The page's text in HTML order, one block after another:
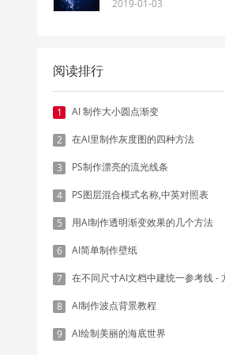
2019-01-03
阅读排行
1 AI 制作大小圆点渐变
2 在AI里制作灰度图的四种方法
3 PS制作漂亮的流光线条
4 PS图层混合模式名称,中英对照表
5 用AI制作透明渐变效果的几个方法
6 AI简单制作壁纸
7 在不同尺寸AI文档中建统一参考线 - 方法1：对
8 AI制作波点背景教程
9 AI绘制美丽的海底世界